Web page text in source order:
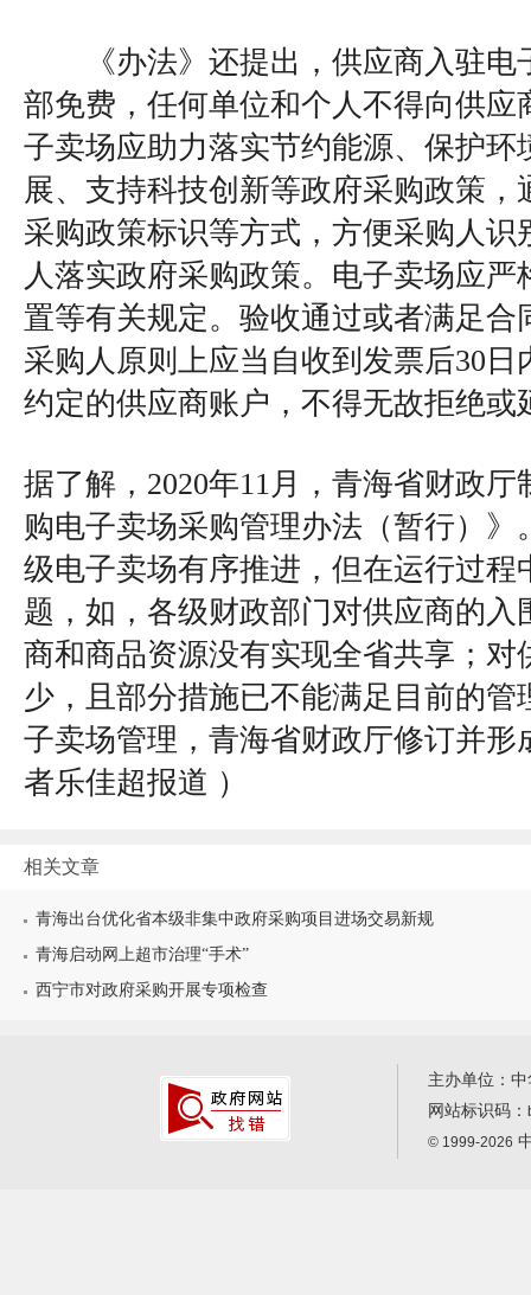
《办法》还提出，供应商入驻电
部免费，任何单位和个人不得向供应
子卖场应助力落实节约能源、保护环
展、支持科技创新等政府采购政策，
采购政策标识等方式，方便采购人识
人落实政府采购政策。电子卖场应
置等有关规定。验收通过或者满足合
采购人原则上应当自收到发票后30
约定的供应商账户，不得无故拒绝或
据了解，2020年11月，青海省财政
购电子卖场采购管理办法（暂行）》
级电子卖场有序推进，但在运行过程
题，如，各级财政部门对供应商的入
商和商品资源没有实现全省共享；对
少，且部分措施已不能满足目前的管
子卖场管理，青海省财政厅修订并形
者乐佳超报道 ）
相关文章
青海出台优化省本级非集中政府采购项目进场交易新规
青海启动网上超市治理“手术”
西宁市对政府采购开展专项检查
主办单位：
网站标识码：
© 1999-2026